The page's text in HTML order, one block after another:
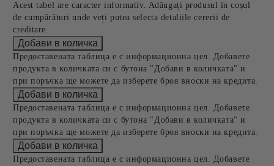
Acest tabel are caracter informativ. Adăugați produsul în coșul
de cumpărături unde veți putea selecta detaliile cererii de
creditare.
Предоставената таблица е с информационна цел. Добавете
продукта в количката си с бутона "Добави в количката" и
при поръчка ще можете да изберете броя вноски на кредита.
Предоставената таблица е с информационна цел. Добавете
продукта в количката си с бутона "Добави в количката" и
при поръчка ще можете да изберете броя вноски на кредита.
Предоставената таблица е с информационна цел. Добавете